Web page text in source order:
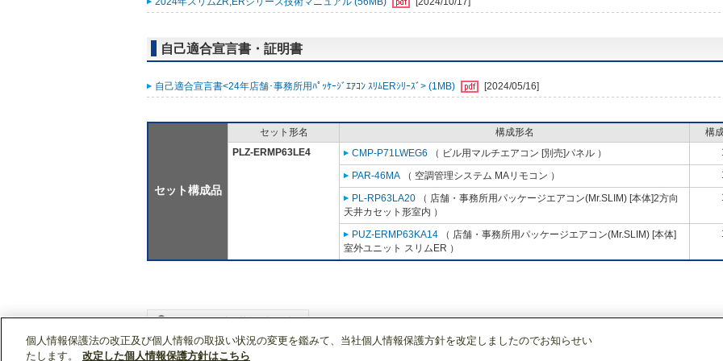
自己適合宣言書・証明書
自己適合宣言書<24年店舗･事務所用ﾊﾟｯｹｰｼﾞｴｱｺﾝ ｽﾘﾑERｼﾘｰｽﾞ> (1MB) [2024/05/16]
セット構成品
セット形名 構成形名
構
PLZ-ERMP63LE4
CMP-P71LWEG6 （ ビル用マルチエアコン [別売]パネル ）
PAR-46MA （ 空調管理システム MAリモコン ）
PL-RP63LA20 （ 店舗・事務所用パッケージエアコン(Mr.SLIM) [本体]2方向
天井カセット形室内 ）
PUZ-ERMP63KA14 （ 店舗・事務所用パッケージエアコン(Mr.SLIM) [本体]
室外ユニット スリムER ）
WIN2Kトップ 製品情報
個人情報保護法の改正及び個人情報の取扱い状況の変更を鑑みて、当社個人情報保護方針を改定しましたのでお知らせい
たします。
改定した個人情報保護方針はこちら